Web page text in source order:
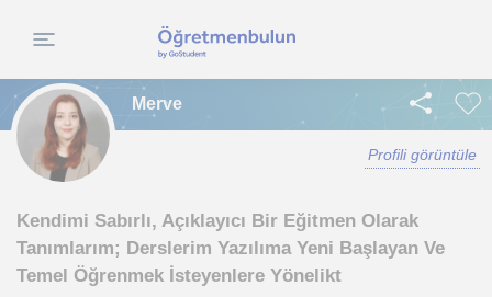
Merve
Profili görüntüle
Kendimi Sabırlı, Açıklayıcı Bir Eğitmen Olarak
Tanımlarım; Derslerim Yazılıma Yeni Başlayan Ve
Temel Öğrenmek İsteyenlere Yönelikt